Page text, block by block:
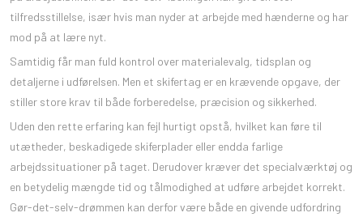
tilfredsstillelse, især hvis man nyder at arbejde med hænderne og har
mod på at lære nyt.
Samtidig får man fuld kontrol over materialevalg, tidsplan og
detaljerne i udførelsen. Men et skifertag er en krævende opgave, der
stiller store krav til både forberedelse, præcision og sikkerhed.
Uden den rette erfaring kan fejl hurtigt opstå, hvilket kan føre til
utætheder, beskadigede skiferplader eller endda farlige
arbejdssituationer på taget. Derudover kræver det specialværktøj og
en betydelig mængde tid og tålmodighed at udføre arbejdet korrekt.
Gør-det-selv-drømmen kan derfor være både en givende udfordring